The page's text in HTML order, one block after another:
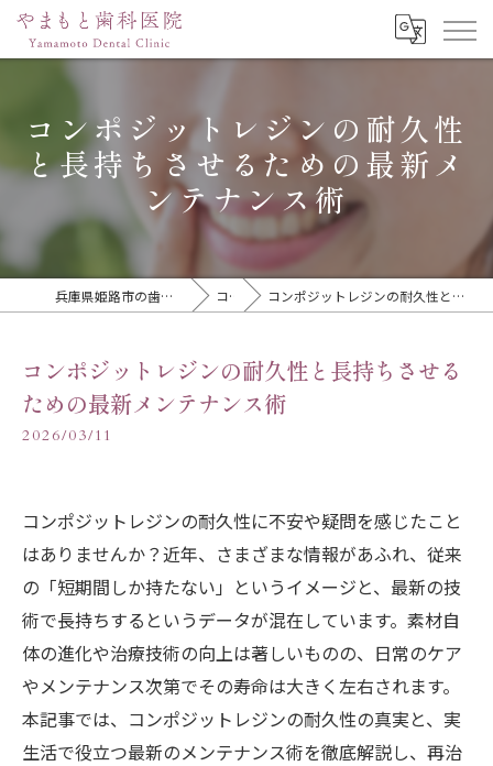
コンポジットレジンの耐久性
と長持ちさせるための最新メ
ンテナンス術
兵庫県姫路市の歯医者ならやまもと歯科医院 コラム コンポジットレジンの耐久性と長持ちさせるための最新メンテナンス術
コンポジットレジンの耐久性と長持ちさせる
ための最新メンテナンス術
2026/03/11
コンポジットレジンの耐久性に不安や疑問を感じたこと
はありませんか？近年、さまざまな情報があふれ、従来
の「短期間しか持たない」というイメージと、最新の技
術で長持ちするというデータが混在しています。素材自
体の進化や治療技術の向上は著しいものの、日常のケア
やメンテナンス次第でその寿命は大きく左右されます。
本記事では、コンポジットレジンの耐久性の真実と、実
生活で役立つ最新のメンテナンス術を徹底解説し、再治